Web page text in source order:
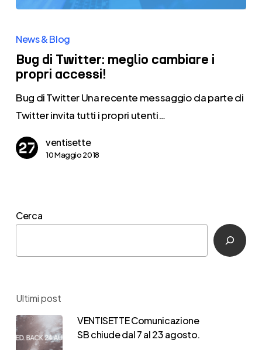
di
Twitter:
meglio
i
propri
accessi!
News & Blog
Bug di Twitter: meglio cambiare i
propri accessi!
Bug di Twitter Una recente messaggio da parte di
Twitter invita tutti i propri utenti…
ventisette
10 Maggio 2018
Cerca
Ultimi post
VENTISETTE Comunicazione
SB chiude dal 7 al 23 agosto.